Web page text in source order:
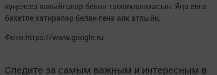
күңелсез вакыйгалар белән тәмамланмасын. Яңа елга
бәхетле хатирәләр белән генә аяк атлыйк.
Фото:https://www.google.ru
Следите за самым важным и интересным в